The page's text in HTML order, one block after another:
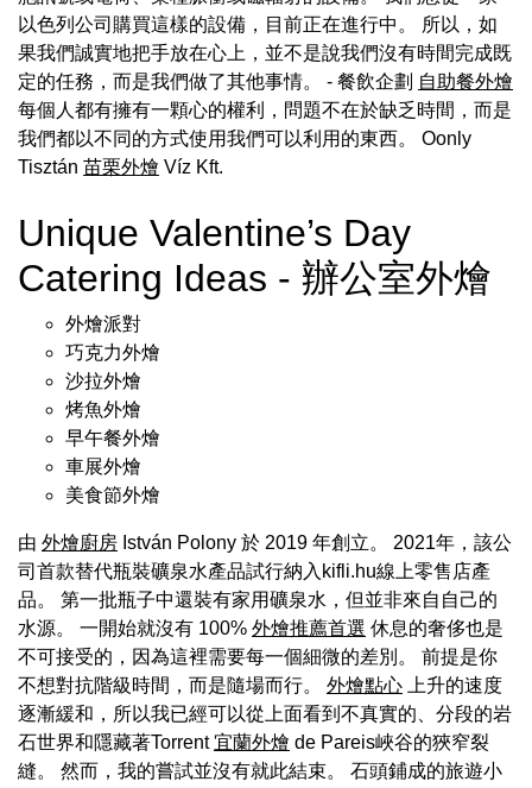
以色列公司購買這樣的設備，目前正在進行中。 所以，如
果我們誠實地把手放在心上，並不是說我們沒有時間完成既
定的任務，而是我們做了其他事情。 - 餐飲企劃 自助餐外燴
每個人都有擁有一顆心的權利，問題不在於缺乏時間，而是
我們都以不同的方式使用我們可以利用的東西。 Oonly
Tisztán 苗栗外燴 Víz Kft.
Unique Valentine’s Day
Catering Ideas - 辦公室外燴
外燴派對
巧克力外燴
沙拉外燴
烤魚外燴
早午餐外燴
車展外燴
美食節外燴
由 外燴廚房 István Polony 於 2019 年創立。 2021年，該公
司首款替代瓶裝礦泉水產品試行納入kifli.hu線上零售店產
品。 第一批瓶子中還裝有家用礦泉水，但並非來自自己的
水源。 一開始就沒有 100% 外燴推薦首選 休息的奢侈也是
不可接受的，因為這裡需要每一個細微的差別。 前提是你
不想對抗階級時間，而是隨場而行。 外燴點心 上升的速度
逐漸緩和，所以我已經可以從上面看到不真實的、分段的岩
石世界和隱藏著Torrent宜蘭外燴 de Pareis峽谷的狹窄裂
縫。 然而，我的嘗試並沒有就此結束。 石頭鋪成的旅遊小